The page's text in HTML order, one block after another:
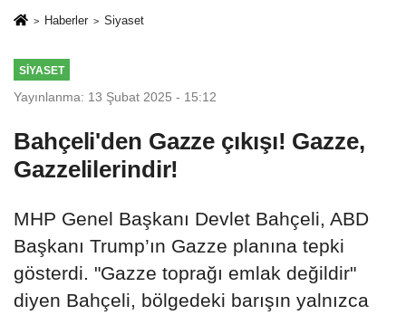
Protokolü
Haberler Siyaset
SIYASET
Yayınlanma: 13 Şubat 2025 - 15:12
Bahçeli'den Gazze çıkışı! Gazze,
Gazzelilerindir!
MHP Genel Başkanı Devlet Bahçeli, ABD
Başkanı Trump’ın Gazze planına tepki
gösterdi. "Gazze toprağı emlak değildir"
diyen Bahçeli, bölgedeki barışın yalnızca